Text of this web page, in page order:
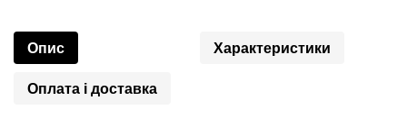
Опис Характеристики
Оплата і доставка